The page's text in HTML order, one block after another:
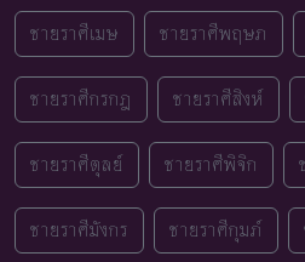
ชายราศีเมษ ชายราศีพฤษภ
ชายราศีกรกฎ ชายราศีสิงห์
ชายราศีตุลย์ ชายราศีพิจิก
ชายราศีมังกร ชายราศีกุมภ์